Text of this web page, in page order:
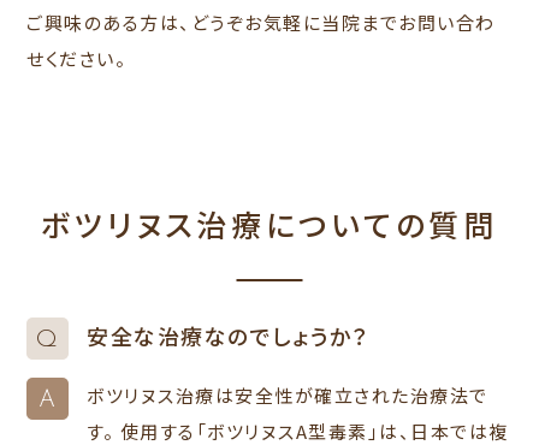
ご興味のある方は、どうぞお気軽に当院までお問い合わ
せください。
ボツリヌス治療についての質問
Q 安全な治療なのでしょうか？
A
ボツリヌス治療は安全性が確立された治療法で
す。 使用する「ボツリヌスA型毒素」は、日本では複